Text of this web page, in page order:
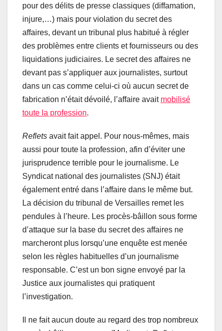
pour des délits de presse classiques (diffamation,
injure,…) mais pour violation du secret des
affaires, devant un tribunal plus habitué à régler
des problèmes entre clients et fournisseurs ou des
liquidations judiciaires. Le secret des affaires ne
devant pas s’appliquer aux journalistes, surtout
dans un cas comme celui-ci où aucun secret de
fabrication n’était dévoilé, l’affaire avait mobilisé
toute la profession.
Reflets avait fait appel. Pour nous-mêmes, mais
aussi pour toute la profession, afin d’éviter une
jurisprudence terrible pour le journalisme. Le
Syndicat national des journalistes (SNJ) était
également entré dans l’affaire dans le même but.
La décision du tribunal de Versailles remet les
pendules à l’heure. Les procès-bâillon sous forme
d’attaque sur la base du secret des affaires ne
marcheront plus lorsqu’une enquête est menée
selon les règles habituelles d’un journalisme
responsable. C’est un bon signe envoyé par la
Justice aux journalistes qui pratiquent
l’investigation.
Il ne fait aucun doute au regard des trop nombreux